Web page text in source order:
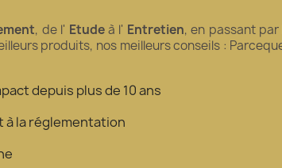
, de l' Etudeà l' Entretien, en passant par
produits, nos meilleurs conseils :
depuis plus de 10 ans
à la réglementation